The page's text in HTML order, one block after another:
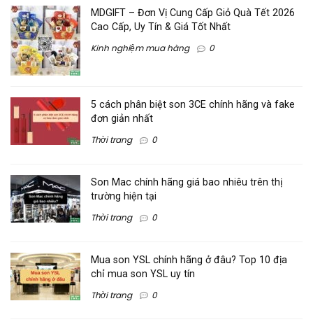
MDGIFT – Đơn Vị Cung Cấp Giỏ Quà Tết 2026
Cao Cấp, Uy Tín & Giá Tốt Nhất
Kinh nghiệm mua hàng 0
5 cách phân biệt son 3CE chính hãng và fake
đơn giản nhất
Thời trang 0
Son Mac chính hãng giá bao nhiêu trên thị
trường hiện tại
Thời trang 0
Mua son YSL chính hãng ở đâu? Top 10 địa
chỉ mua son YSL uy tín
Thời trang 0